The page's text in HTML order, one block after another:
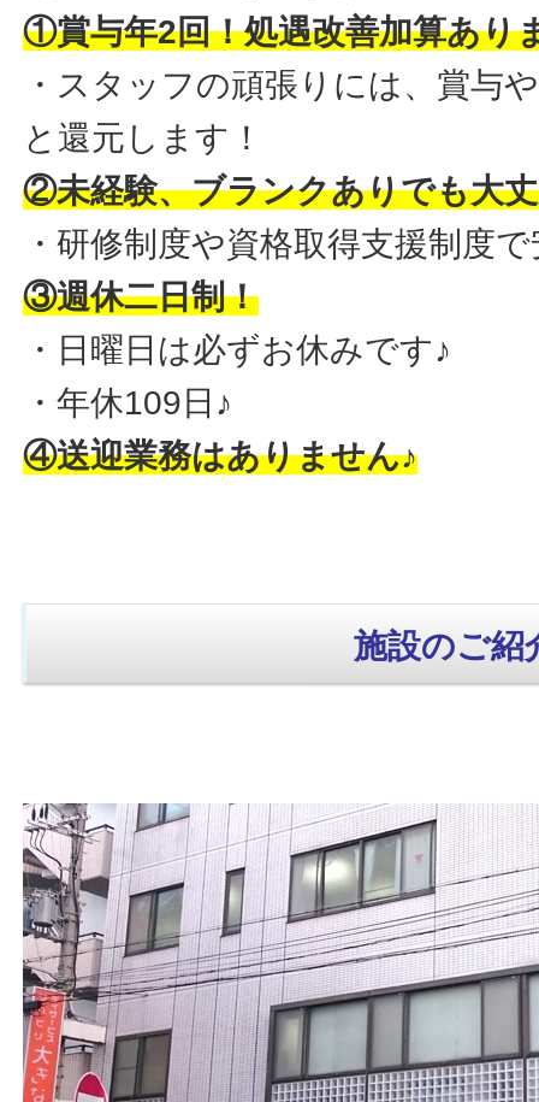
①賞与年2回！処遇改善加算あり
・スタッフの頑張りには、賞与
と還元します！
②未経験、ブランクありでも大
・研修制度や資格取得支援制度
③週休二日制！
・日曜日は必ずお休みです♪
・年休109日♪
④送迎業務はありません♪
施設のご紹